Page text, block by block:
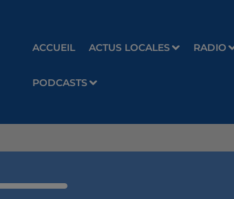
ACCUEIL ACTUS LOCALES RADIO
PODCASTS